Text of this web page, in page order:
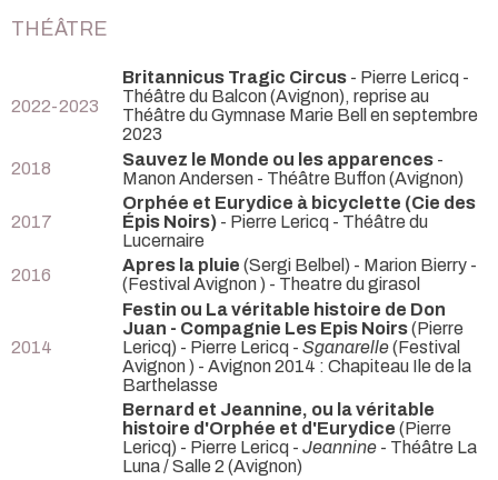
THÉÂTRE
2022-2023
Britannicus Tragic Circus - Pierre Lericq -
Théâtre du Balcon (Avignon), reprise au
Théâtre du Gymnase Marie Bell en septembre
2023
2018
Sauvez le Monde ou les apparences -
Manon Andersen - Théâtre Buffon (Avignon)
2017
Orphée et Eurydice à bicyclette (Cie des
Épis Noirs) - Pierre Lericq - Théâtre du
Lucernaire
2016
Apres la pluie (Sergi Belbel) - Marion Bierry -
(Festival Avignon ) - Theatre du girasol
2014
Festin ou La véritable histoire de Don
Juan - Compagnie Les Epis Noirs(Pierre
Lericq) - Pierre Lericq - Sganarelle(Festival
Avignon ) - Avignon 2014 : Chapiteau Ile de la
Barthelasse
Bernard et Jeannine, ou la véritable
histoire d'Orphée et d'Eurydice (Pierre
Lericq) - Pierre Lericq - Jeannine - Théâtre La
Luna / Salle 2 (Avignon)